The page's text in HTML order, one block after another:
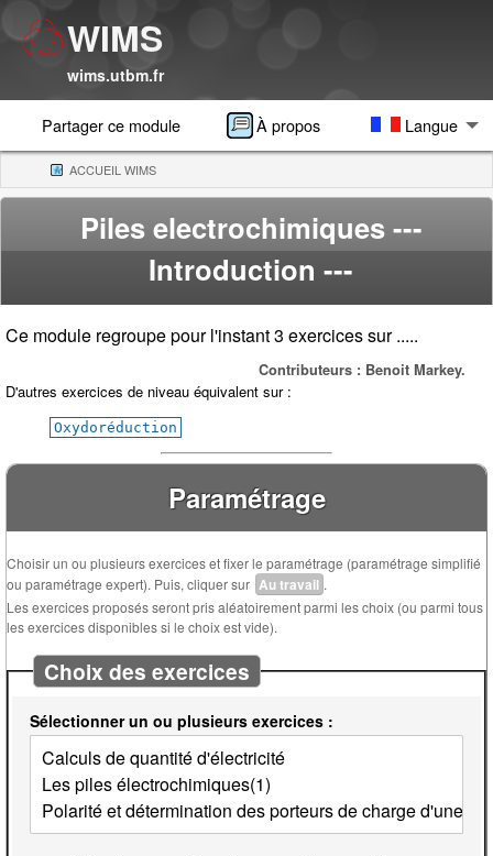
WIMS
wims.utbm.fr
Partager ce module À propos Langue
ACCUEIL WIMS(CURRENT)
Piles electrochimiques ---
Introduction ---
Ce module regroupe pour l'instant 3 exercices sur .....
Contributeurs : Benoit Markey.
D'autres exercices de niveau équivalent sur :
Oxydoréduction
Paramétrage
Choisir un ou plusieurs exercices et fixer le paramétrage (paramétrage simplifié
ou paramétrage expert). Puis, cliquer sur Au travail .
Les exercices proposés seront pris aléatoirement parmi les choix (ou parmi tous
les exercices disponibles si le choix est vide).
Choix des exercices
Sélectionner un ou plusieurs exercices :